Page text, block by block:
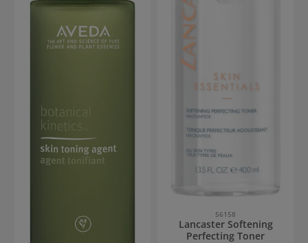
56158
Lancaster Softening
Perfecting Toner